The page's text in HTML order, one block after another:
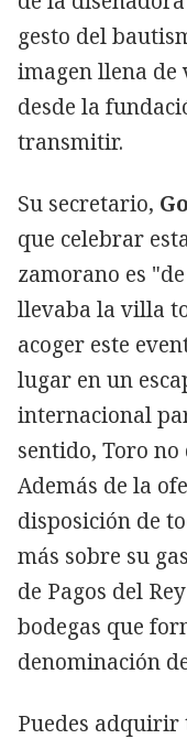
gesto del
imagen llena
desde la
transmitir.
Su secretario,
que celebrar
zamorano es
llevaba la villa
acoger este
lugar en un
internacional
sentido, Toro
Además de la
disposición de
más sobre su
de Pagos del
bodegas que
denominación
Puedes adquirir